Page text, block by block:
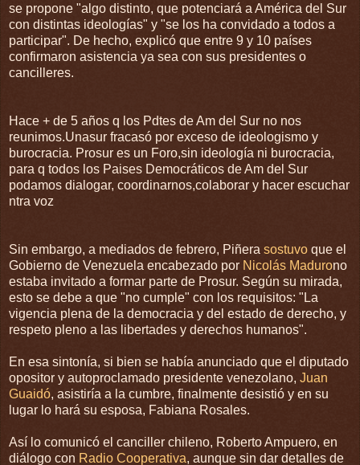
se propone "algo distinto, que potenciará a América del Sur
con distintas ideologías" y "se los ha convidado a todos a
participar". De hecho, explicó que entre 9 y 10 países
confirmaron asistencia ya sea con sus presidentes o
cancilleres.
Hace + de 5 años q los Pdtes de Am del Sur no nos
reunimos.Unasur fracasó por exceso de ideologismo y
burocracia. Prosur es un Foro,sin ideología ni burocracia,
para q todos los Paises Democráticos de Am del Sur
podamos dialogar, coordinarnos,colaborar y hacer escuchar
ntra voz
Sin embargo, a mediados de febrero, Piñera sostuvo que el
Gobierno de Venezuela encabezado por Nicolás Madurono
estaba invitado a formar parte de Prosur. Según su mirada,
esto se debe a que "no cumple" con los requisitos: "La
vigencia plena de la democracia y del estado de derecho, y
respeto pleno a las libertades y derechos humanos".
En esa sintonía, si bien se había anunciado que el diputado
opositor y autoproclamado presidente venezolano, Juan
Guaidó, asistiría a la cumbre, finalmente desistió y en su
lugar lo hará su esposa, Fabiana Rosales.
Así lo comunicó el canciller chileno, Roberto Ampuero, en
diálogo con Radio Cooperativa, aunque sin dar detalles de